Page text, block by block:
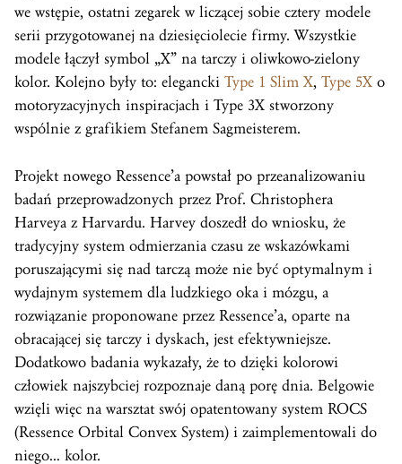
we wstępie, ostatni zegarek w liczącej sobie cztery modele
serii przygotowanej na dziesięciolecie firmy. Wszystkie
modele łączył symbol „X” na tarczy i oliwkowo-zielony
kolor. Kolejno były to: elegancki Type 1 Slim X, Type 5X o
motoryzacyjnych inspiracjach i Type 3X stworzony
wspólnie z grafikiem Stefanem Sagmeisterem.
Projekt nowego Ressence’a powstał po przeanalizowaniu
badań przeprowadzonych przez Prof. Christophera
Harveya z Harvardu. Harvey doszedł do wniosku, że
tradycyjny system odmierzania czasu ze wskazówkami
poruszającymi się nad tarczą może nie być optymalnym i
wydajnym systemem dla ludzkiego oka i mózgu, a
rozwiązanie proponowane przez Ressence’a, oparte na
obracającej się tarczy i dyskach, jest efektywniejsze.
Dodatkowo badania wykazały, że to dzięki kolorowi
człowiek najszybciej rozpoznaje daną porę dnia. Belgowie
wzięli więc na warsztat swój opatentowany system ROCS
(Ressence Orbital Convex System) i zaimplementowali do
niego… kolor.